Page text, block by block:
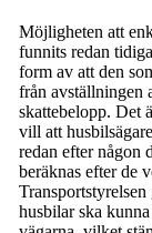
Möjligheten att
funnits redan
form av att den
från avställningen
skattebelopp. Det
vill att
redan efter någon
beräknas efter de
husbilar ska